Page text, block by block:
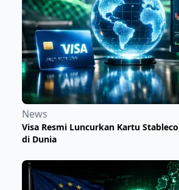
News
Visa Resmi Luncurkan Kartu
di Dunia